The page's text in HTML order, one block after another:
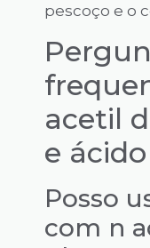
pescoço e o
acetil
e
Posso
com n